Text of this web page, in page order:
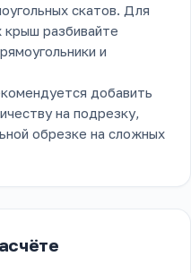
скатов. Для
крыш разбивайте
и
добавить
на подрезку,
обрезке на сложных